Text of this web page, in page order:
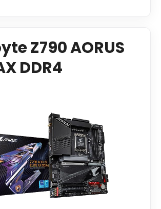
Z790 AORUS
DDR4